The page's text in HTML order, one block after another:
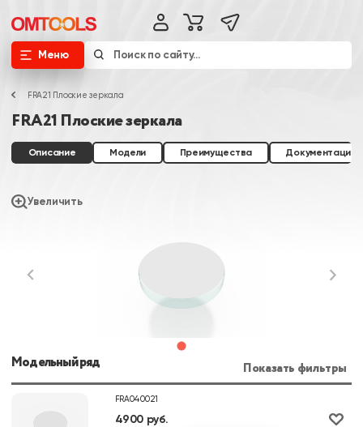
Меню
FRA21 Плоские зеркала
FRA21 Плоские зеркала
Описание Модели Преимущества Документация
Увеличить
Модельный ряд Показать фильтры
FRA040021
4900 руб.